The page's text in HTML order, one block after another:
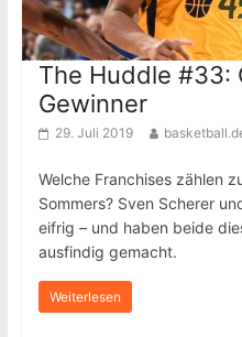
The Huddle #33:
Gewinner
29. Juli 2019
Welche Franchises zählen
Sommers? Sven Scherer
eifrig – und haben beide
ausfindig gemacht.
Weiterlesen